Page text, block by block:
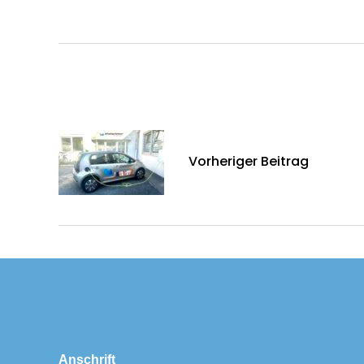
Vorheriger Beitrag
Anschrift